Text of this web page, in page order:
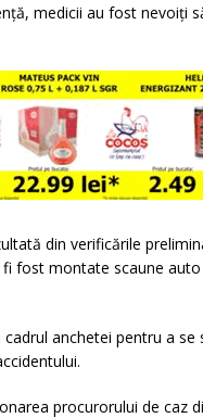
medicii au fost nevoiți
din verificările
fost montate scaune
anchetei pentru a se
procurorului de caz